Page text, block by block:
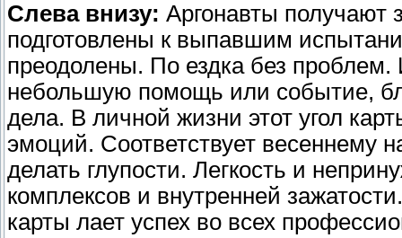
Слева внизу: Аргонавты получают
подготовлены к выпавшим
преодолены. По ездка без
небольшую помощь или событие,
дела. В личной жизни этот угол
эмоций. Соответствует весеннему
делать глупости. Легкость и
комплексов и внутренней
карты лает успех во всех